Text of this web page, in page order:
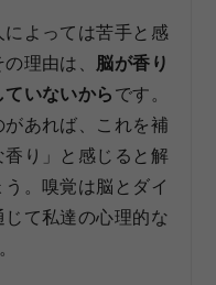
よっては苦手と感
理由は、 脳が香り
いないからです。
あれば、これを補
り」と感じると解
。嗅覚は脳とダイ
て私達の心理的な